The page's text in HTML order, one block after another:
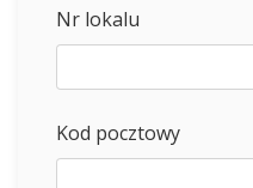
Nr lokalu
Kod pocztowy